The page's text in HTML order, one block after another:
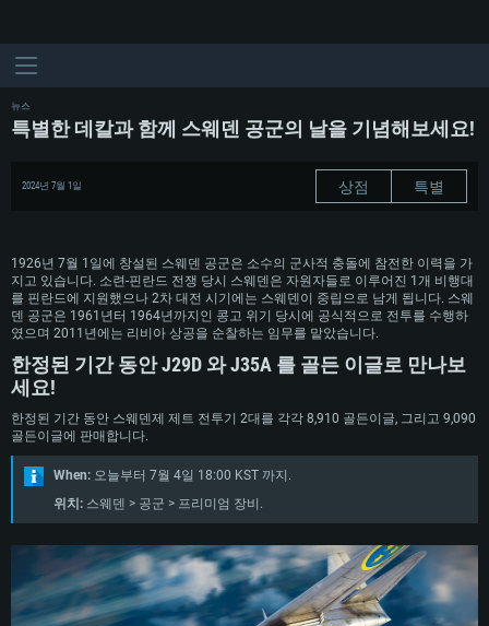
뉴스
특별한 데칼과 함께 스웨덴 공군의 날을 기념해보세요!
2024년 7월 1일 상점 특별
1926년 7월 1일에 창설된 스웨덴 공군은 소수의 군사적 충돌에 참전한 이력을 가
지고 있습니다. 소련-핀란드 전쟁 당시 스웨덴은 자원자들로 이루어진 1개 비행대
를 핀란드에 지원했으나 2차 대전 시기에는 스웨덴이 중립으로 남게 됩니다. 스웨
덴 공군은 1961년터 1964년까지인 콩고 위기 당시에 공식적으로 전투를 수행하
였으며 2011년에는 리비아 상공을 순찰하는 임무를 맡았습니다.
한정된 기간 동안 J29D 와 J35A 를 골든 이글로 만나보
세요!
한정된 기간 동안 스웨덴제 제트 전투기 2대를 각각 8,910 골든이글, 그리고 9,090
골든이글에 판매합니다.
When: 오늘부터 7월 4일 18:00 KST 까지.
위치: 스웨덴 > 공군 > 프리미엄 장비.